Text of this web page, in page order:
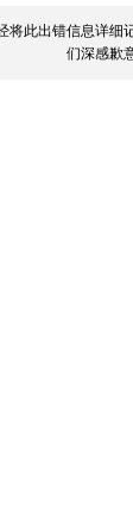
将此出错信息详细
们深感歉